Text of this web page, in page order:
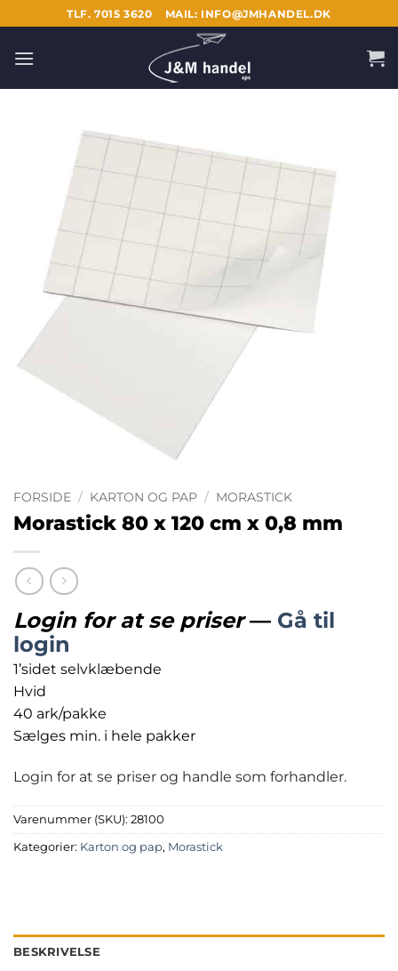
til
indhold
TLF. 7015 3620 MAIL: INFO@JMHANDEL.DK
FORSIDE / KARTON OG PAP / MORASTICK
Morastick 80 x 120 cm x 0,8 mm
Login for at se priser— Gå til
login
1’sidet selvklæbende
Hvid
40 ark/pakke
Sælges min. i hele pakker
Login for at se priser og handle som forhandler.
Varenummer (SKU): 28100
Kategorier: Karton og pap, Morastick
BESKRIVELSE